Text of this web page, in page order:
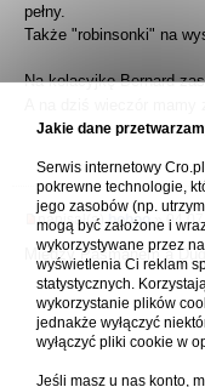
pełny.
Także "robinsonki" na
Na kolacyjkę Bernard
napisał(a)boboo»
Między Pašmanem a
Jakie dane
Serwis internetowy
pokrewne technologie,
jego zasobów (np.
mogą być założone i
wykorzystywane przez
wyświetlenia Ci reklam
statystycznych.
wykorzystanie plików
jednakże wyłączyć
wyłączyć pliki cookie w
Jeśli masz u nas konto,